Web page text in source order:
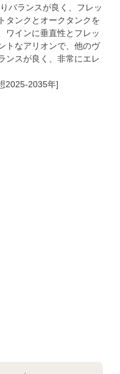
バランスが良く、フレッ
タンクとオークタンクを
ワインに垂直性とフレッ
トなアリオンで、他のヴ
ンスが良く、非常にエレ
2025-2035年]